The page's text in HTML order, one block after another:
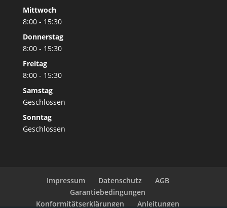
Mittwoch
8:00 - 15:30
Donnerstag
8:00 - 15:30
Freitag
8:00 - 15:30
Samstag
Geschlossen
Sonntag
Geschlossen
Impressum Datenschutz
AGB
Garantiebedingungen
Konformitätserklärungen
Anleitungen